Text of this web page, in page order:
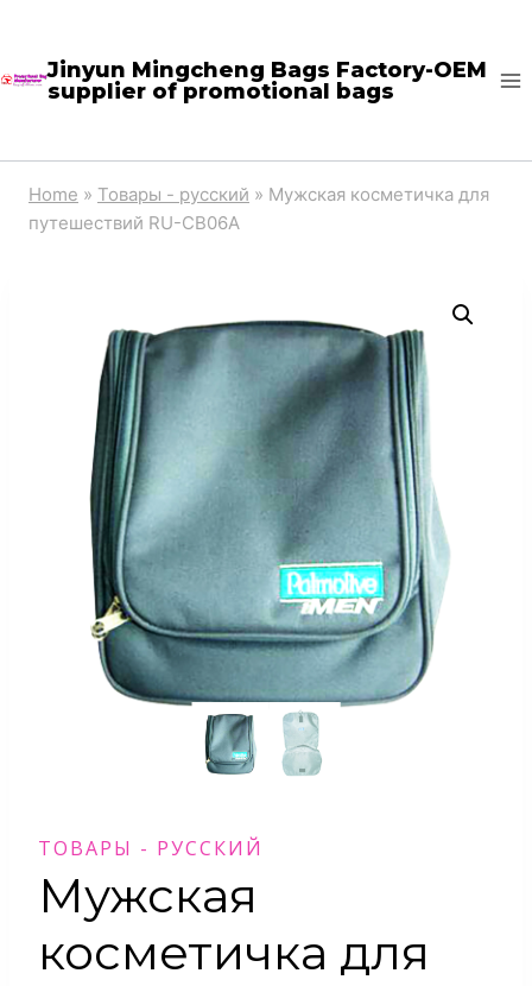
content
Jinyun Mingcheng Bags Factory-OEM
supplier of promotional bags
Home » Товары - русский » Мужская косметичка для
путешествий RU-CB06A
ТОВАРЫ - РУССКИЙ
Мужская
косметичка для